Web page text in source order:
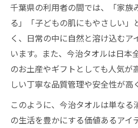
千葉県の利用者の間では、「家族
る」「子どもの肌にもやさしい」
く、日常の中に自然と溶け込むア
います。また、今治タオルは日本
のお土産やギフトとしても人気が
しい丁寧な品質管理や安全性が高
このように、今治タオルは単なる
の生活を豊かにする価値あるアイ